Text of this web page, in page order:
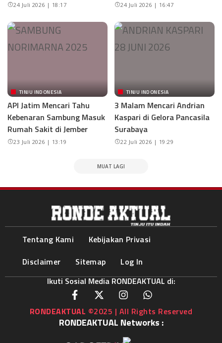
24 Juli 2026 | 18:17 24 Juli 2026 | 16:47
TINJU INDONESIA
API Jatim Mencari Tahu
Kebenaran Sambung Masuk
Rumah Sakit di Jember
23 Juli 2026 | 13:19
TINJU INDONESIA
3 Malam Mencari Andrian
Kaspari di Gelora Pancasila
Surabaya
22 Juli 2026 | 19:29
MUAT LAGI
Tentang Kami
Kebijakan Privasi
Disclaimer
Sitemap
Log In
Ikuti Sosial Media RONDEAKTUAL di:
RONDEAKTUAL ©2025 | All Rights Reserved
RONDEAKTUAL Networks :